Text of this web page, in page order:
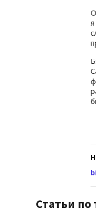
Статьи по